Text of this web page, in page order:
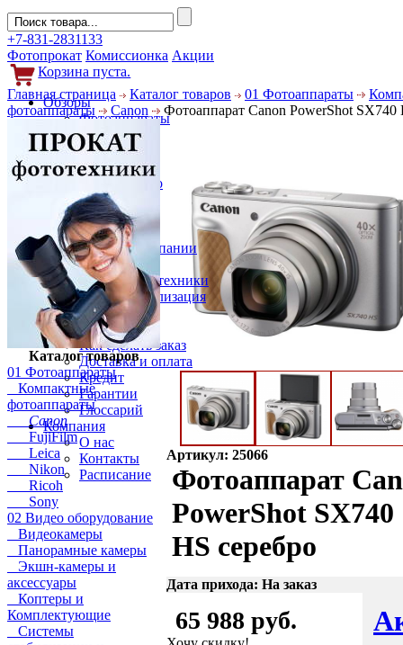
+7-831-2831133
Фотопрокат Комиссионка Акции
Корзина пуста.
Обзоры
Фотоаппараты
Объективы
Фильтры
Новости
Фото и видео
Гаджеты
Аксессуары
Слухи
Новости компании
Услуги
Прокат фототехники
Выкуп и реализация
Покупателям
Акции
Как сделать заказ
Доставка и оплата
Кредит
Гарантии
Глоссарий
Компания
О нас
Контакты
Расписание
Главная страница Каталог товаров 01 Фотоаппараты
фотоаппараты
Canon Фотоаппарат Canon PowerShot SX740
Каталог товаров
01 Фотоаппараты
Компактные
фотоаппараты
Canon
FujiFilm
Leica
Nikon
Ricoh
Sony
02 Видео оборудование
Видеокамеры
Панорамные камеры
Экшн-камеры и
аксессуары
Коптеры и
Комплектующие
Системы
Артикул: 25066
Фотоаппарат
PowerShot SX740
HS серебро
Дата прихода: На заказ
65 988 руб.